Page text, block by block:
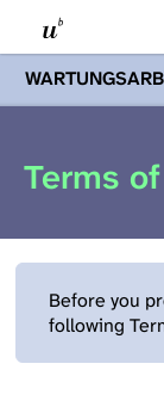
PODCASTS &
Servern werden
Terms
Before you
following